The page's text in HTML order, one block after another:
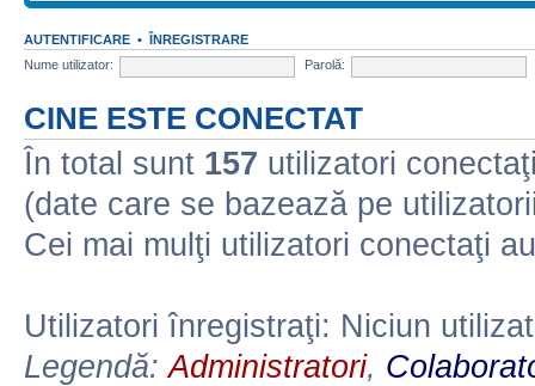
AUTENTIFICARE • ÎNREGISTRARE
Nume utilizator:
Parolă:
CINE ESTE CONECTAT
În total sunt 157 utilizatori
(date care se bazează pe
Cei mai mulţi utilizatori conectaţi
Utilizatori înregistraţi: Niciun
Legendă:Administratori,